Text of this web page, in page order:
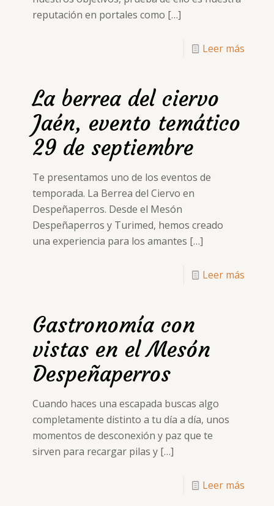
reputación en portales como […]
Leer más
La berrea del ciervo
Jaén, evento temático
29 de septiembre
Te presentamos uno de los eventos de
temporada. La Berrea del Ciervo en
Despeñaperros. Desde el Mesón
Despeñaperros y Turimed, hemos creado
una experiencia para los amantes […]
Leer más
Gastronomía con
vistas en el Mesón
Despeñaperros
Cuando haces una escapada buscas algo
completamente distinto a tu día a día, unos
momentos de desconexión y paz que te
sirven para recargar pilas y […]
Leer más